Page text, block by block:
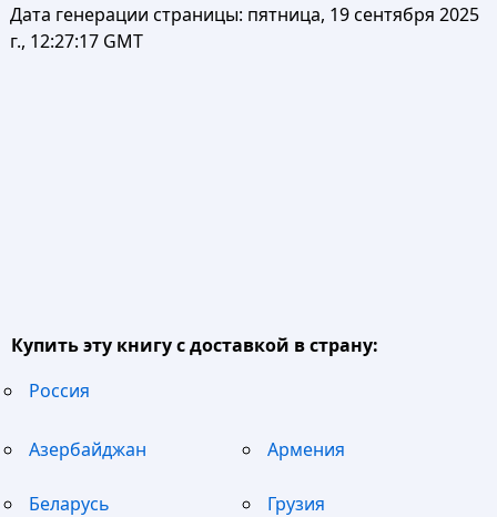
Дата генерации страницы: пятница, 19 сентября 2025
г., 12:27:17 GMT
Купить эту книгу с доставкой в страну:
Россия
Азербайджан Армения
Беларусь Грузия